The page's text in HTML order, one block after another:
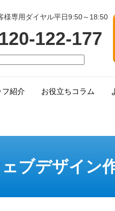
様専用ダイヤル平日9:50～18:50
122-177
フ紹介 お役立ちコラム
ブデザイン